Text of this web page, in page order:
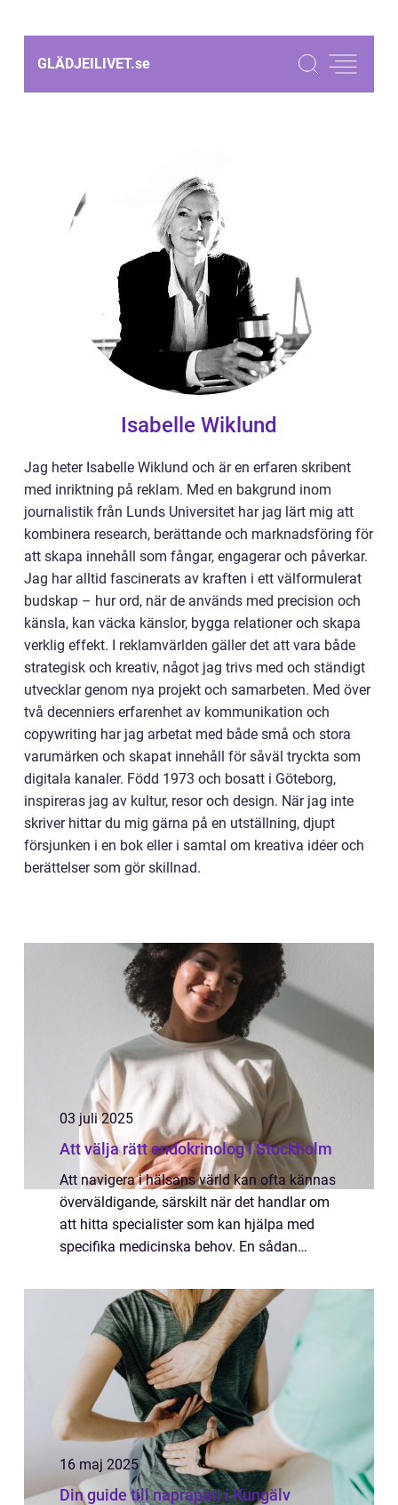
GLÄDJEILIVET.se
Isabelle Wiklund
Jag heter Isabelle Wiklund och är en erfaren skribent
med inriktning på reklam. Med en bakgrund inom
journalistik från Lunds Universitet har jag lärt mig att
kombinera research, berättande och marknadsföring för
att skapa innehåll som fångar, engagerar och påverkar.
Jag har alltid fascinerats av kraften i ett välformulerat
budskap – hur ord, när de används med precision och
känsla, kan väcka känslor, bygga relationer och skapa
verklig effekt. I reklamvärlden gäller det att vara både
strategisk och kreativ, något jag trivs med och ständigt
utvecklar genom nya projekt och samarbeten. Med över
två decenniers erfarenhet av kommunikation och
copywriting har jag arbetat med både små och stora
varumärken och skapat innehåll för såväl tryckta som
digitala kanaler. Född 1973 och bosatt i Göteborg,
inspireras jag av kultur, resor och design. När jag inte
skriver hittar du mig gärna på en utställning, djupt
försjunken i en bok eller i samtal om kreativa idéer och
berättelser som gör skillnad.
03 juli 2025
Att välja rätt endokrinolog i Stockholm
Att navigera i hälsans värld kan ofta kännas
överväldigande, särskilt när det handlar om
att hitta specialister som kan hjälpa med
specifika medicinska behov. En sådan
16 maj 2025
Din guide till naprapati i Kungälv